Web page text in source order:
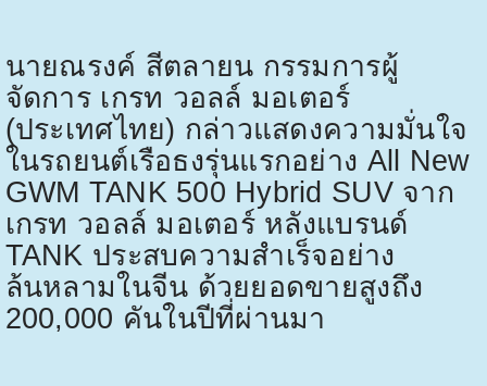
นายณรงค์ สีตลายน กรรมการผู้
จัดการ เกรท วอลล์ มอเตอร์
(ประเทศไทย) กล่าวแสดงความมั่นใจ
ในรถยนต์เรือธงรุ่นแรกอย่าง All New
GWM TANK 500 Hybrid SUV จาก
เกรท วอลล์ มอเตอร์ หลังแบรนด์
TANK ประสบความสำเร็จอย่าง
ล้นหลามในจีน ด้วยยอดขายสูงถึง
200,000 คันในปีที่ผ่านมา